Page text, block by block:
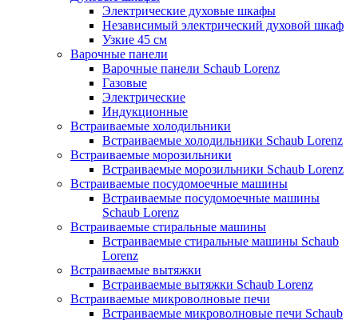
Электрические духовые шкафы
Независимый электрический духовой шкаф
Узкие 45 см
Варочные панели
Варочные панели Schaub Lorenz
Газовые
Электрические
Индукционные
Встраиваемые холодильники
Встраиваемые холодильники Schaub Lorenz
Встраиваемые морозильники
Встраиваемые морозильники Schaub Lorenz
Встраиваемые посудомоечные машины
Встраиваемые посудомоечные машины
Schaub Lorenz
Встраиваемые стиральные машины
Встраиваемые стиральные машины Schaub
Lorenz
Встраиваемые вытяжки
Встраиваемые вытяжки Schaub Lorenz
Встраиваемые микроволновые печи
Встраиваемые микроволновые печи Schaub